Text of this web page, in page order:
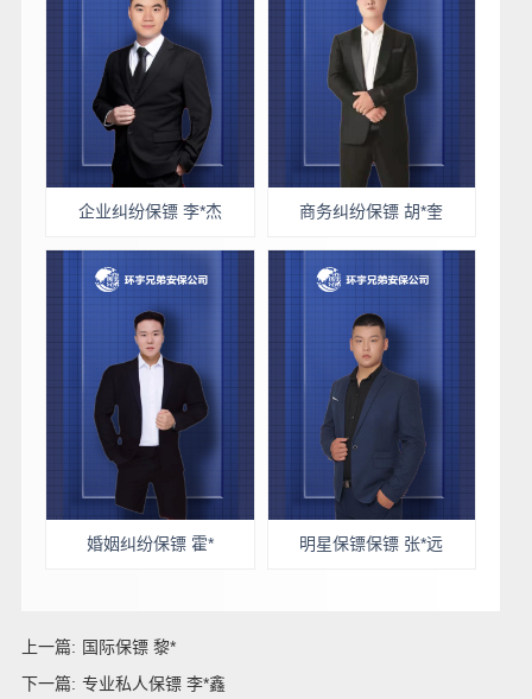
企业纠纷保镖 李*杰 商务纠纷保镖 胡*奎
婚姻纠纷保镖 霍* 明星保镖保镖 张*远
上一篇: 国际保镖 黎*
下一篇: 专业私人保镖 李*鑫